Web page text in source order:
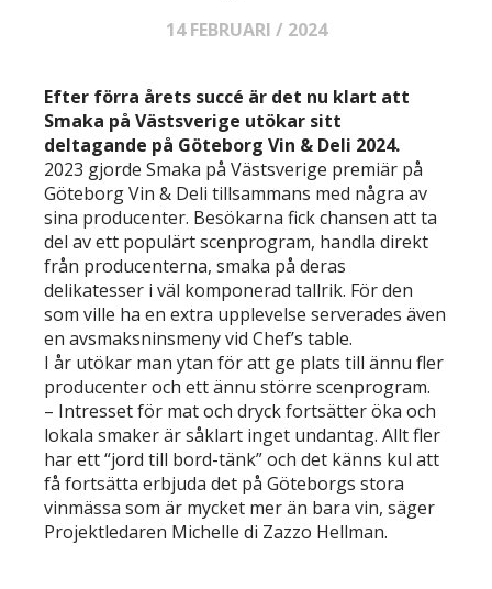
14 FEBRUARI / 2024
Efter förra årets succé är det nu klart att
Smaka på Västsverige utökar sitt
deltagande på Göteborg Vin & Deli 2024.
2023 gjorde Smaka på Västsverige premiär på
Göteborg Vin & Deli tillsammans med några av
sina producenter. Besökarna fick chansen att ta
del av ett populärt scenprogram, handla direkt
från producenterna, smaka på deras
delikatesser i väl komponerad tallrik. För den
som ville ha en extra upplevelse serverades även
en avsmaksninsmeny vid Chef’s table.
I år utökar man ytan för att ge plats till ännu fler
producenter och ett ännu större scenprogram.
– Intresset för mat och dryck fortsätter öka och
lokala smaker är såklart inget undantag. Allt fler
har ett “jord till bord-tänk” och det känns kul att
få fortsätta erbjuda det på Göteborgs stora
vinmässa som är mycket mer än bara vin, säger
Projektledaren Michelle di Zazzo Hellman.